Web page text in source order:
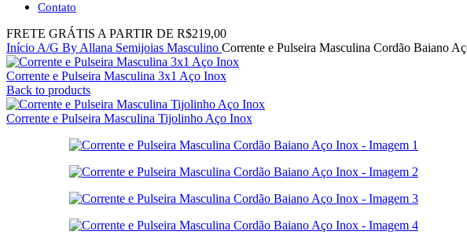
Contato
FRETE GRÁTIS A PARTIR DE R$219,00
Início A/G By Allana Semijoias Masculino Corrente e Pulseira Masculina Cordão Baiano
Corrente e Pulseira Masculina 3x1 Aço Inox
Back to products
Corrente e Pulseira Masculina Tijolinho Aço Inox